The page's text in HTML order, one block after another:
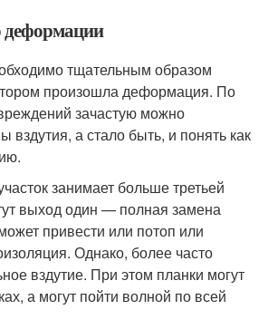
деформации
тщательным образом
произошла деформация. По
зачастую можно
вздутия, а стало быть, и понять как
занимает больше третьей
выход один — полная замена
привести или потоп или
Однако, более часто
вздутие. При этом планки могут
а могут пойти волной по всей